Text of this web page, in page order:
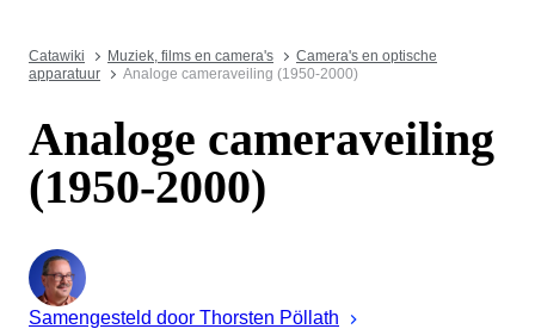
Catawiki Muziek, films en camera's
Camera's en optische
apparatuur
Analoge cameraveiling (1950-2000)
Analoge cameraveiling
(1950-2000)
Samengesteld door Thorsten Pöllath